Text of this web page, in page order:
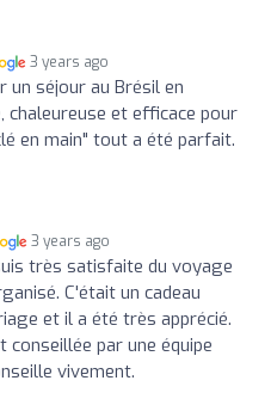
3 years ago
un séjour au Brésil en
chaleureuse et efficace pour
en main" tout a été parfait.
3 years ago
très satisfaite du voyage
C'était un cadeau
et il a été très apprécié.
conseillée par une équipe
vivement.